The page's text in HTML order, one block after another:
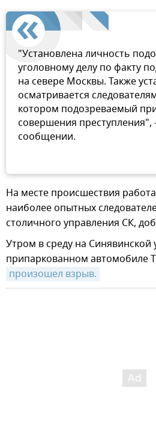
"Установлена личность
уголовному делу по факту
на севере Москвы. Также
осматривается
котором подозреваемый
совершения преступления",
сообщении.
На месте происшествия
наиболее опытных
столичного управления СК,
Утром в среду на Синявинской
припаркованном автомобиле
произошел взрыв.